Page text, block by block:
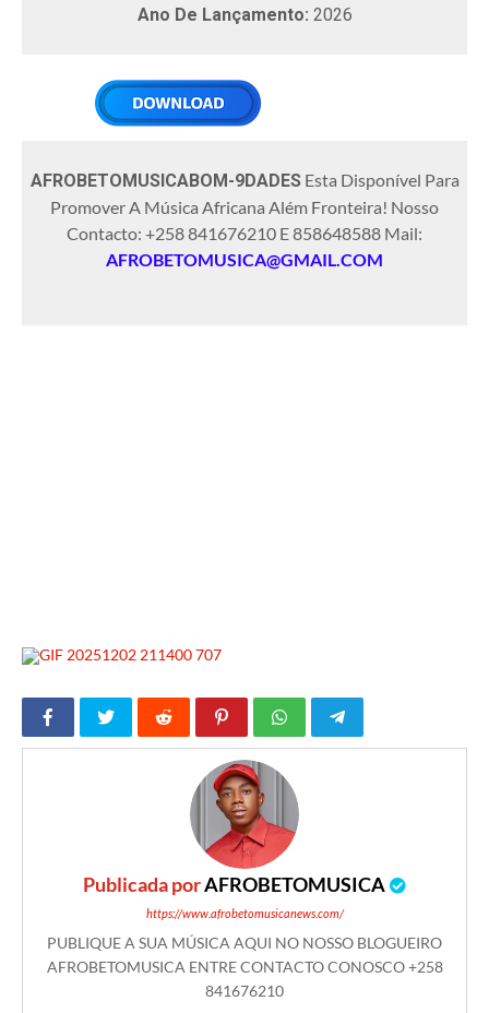
Ano De Lançamento: 2026
AFROBETOMUSICABOM-9DADESEsta Disponível Para
Promover A Música Africana Além Fronteira! Nosso
Contacto: +258 841676210 E 858648588 Mail:
AFROBETOMUSICA@GMAIL.COM
Publicada porAFROBETOMUSICA
https://www.afrobetomusicanews.com/
PUBLIQUE A SUA MÚSICA AQUI NO NOSSO BLOGUEIRO
AFROBETOMUSICA ENTRE CONTACTO CONOSCO +258
841676210